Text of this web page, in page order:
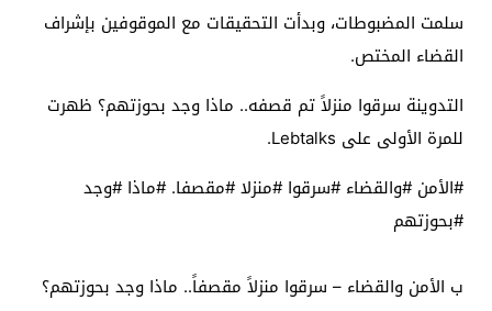
سلمت المضبوطات، وبدأت التحقيقات مع الموقوفين بإشراف
القضاء المختص.
التدوينة سرقوا منزلاً تم قصفه.. ماذا وجد بحوزتهم؟ ظهرت
للمرة الأولى على Lebtalks.
#الأمن #والقضاء #سرقوا #منزلا #مقصفا. #ماذا #وجد
#بحوزتهم
ب الأمن والقضاء – سرقوا منزلاً مقصفاً.. ماذا وجد بحوزتهم؟